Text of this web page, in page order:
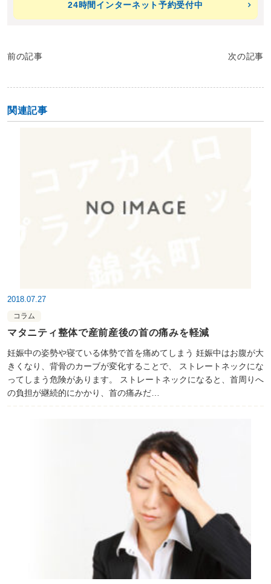
24時間インターネット予約受付中
前の記事 次の記事
関連記事
2018.07.27
コラム
マタニティ整体で産前産後の首の痛みを軽減
妊娠中の姿勢や寝ている体勢で首を痛めてしまう 妊娠中はお腹が大
きくなり、背骨のカーブが変化することで、 ストレートネックにな
ってしまう危険があります。 ストレートネックになると、首周りへ
の負担が継続的にかかり、首の痛みだ…